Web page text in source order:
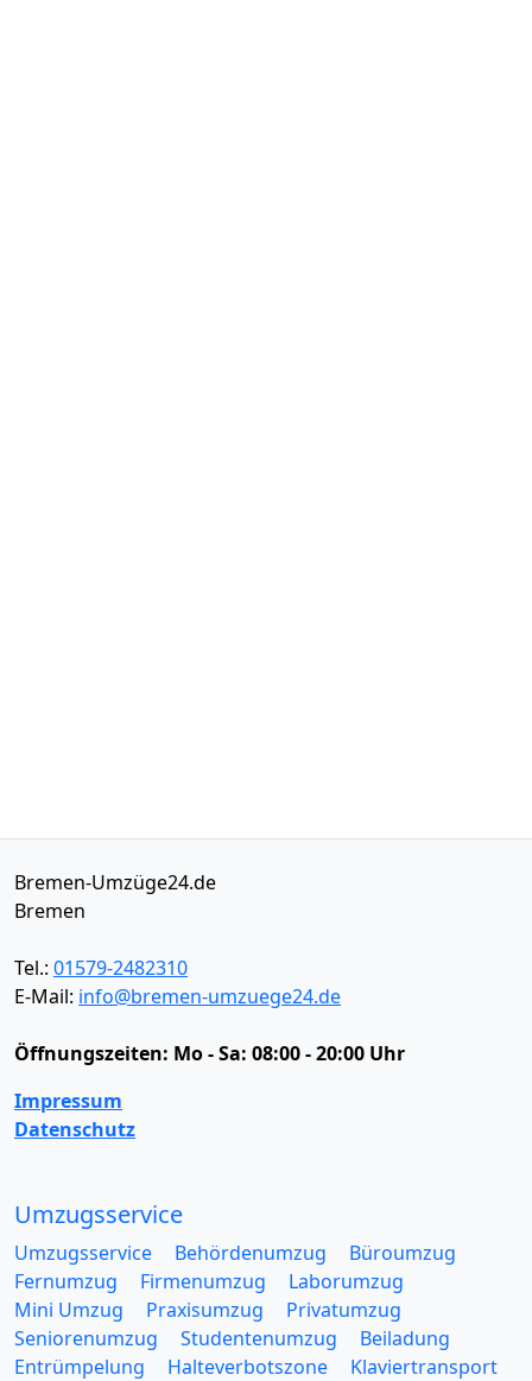
Bremen-Umzüge24.de
Bremen
Tel.: 01579-2482310
E-Mail: info@bremen-umzuege24.de
Öffnungszeiten: Mo - Sa: 08:00 - 20:00 Uhr
Impressum
Datenschutz
Umzugsservice
Umzugsservice Behördenumzug
Büroumzug
Fernumzug
Firmenumzug
Laborumzug
Mini Umzug
Praxisumzug
Privatumzug
Seniorenumzug
Studentenumzug
Beiladung
Entrümpelung
Halteverbotszone
Klaviertransport